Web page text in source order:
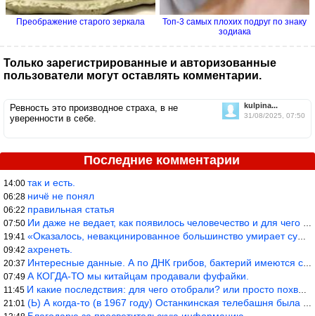
Преображение старого зеркала
Топ-3 самых плохих подруг по знаку
зодиака
Только зарегистрированные и авторизованные
пользователи могут оставлять комментарии.
kulpina...
31/08/2025, 07:50
Ревность это производное страха, в не
уверенности в себе.
Последние комментарии
14:00 так и есть.
06:28 ничё не понял
06:22 правильная статья
07:50 Ии даже не ведает, как появилось человечество и для чего оно сущ
19:41 «Оказалось, невакцинированное большинство умирает существенно ча
09:42 ахренеть.
20:37 Интересные данные. А по ДНК грибов, бактерий имеются сведения из
07:49 А КОГДА-ТО мы китайцам продавали фуфайки.
11:45 И какие последствия: для чего отобрали? или просто похвастались.
21:01 (Ь) А когда-то (в 1967 году) Останкинская телебашня была самым в